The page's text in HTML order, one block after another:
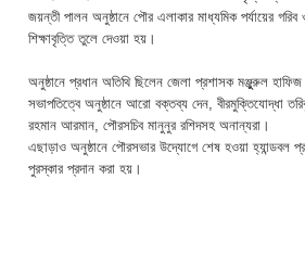
জয়ন্তী পালন অনুষ্ঠানে পৌর এলাকার মাধ্যমিক পর্যায়ের গরিব ও
শিক্ষাবৃত্তি তুলে দেওয়া হয়।
অনুষ্ঠানে প্রধান অতিথি ছিলেন জেলা প্রশাসক মঞ্জুুরুল
সভাপতিত্বে অনুষ্ঠানে আরো বক্তব্য দেন, বীরমুক্তিযোদ্ধা
রহমান আরমান, পৌরসচিব মানুনুর রশিদসহ অনান্যরা।
এছাড়াও অনুষ্ঠানে পৌরসভার উদ্যোগে শেষ হওয়া হ্যান্ডবল
পুরস্কার প্রদান করা হয়।